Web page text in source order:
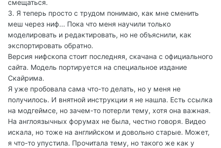
смещаться.
3. Я теперь просто с трудом понимаю, как мне сменить
меш через ниф... Пока что меня научили только
моделировать и редактировать, но не объяснили, как
экспортировать обратно.
Версия нифскопа стоит последняя, скачана с официального
сайта. Модель портируется на специальное издание
Скайрима.
Я уже пробовала сама что-то делать, но у меня не
получилось. И внятной инструкции я не нашла. Есть ссылка
на модгеймсе, но зачем-то потерли тему, хотя она важная.
На англоязычных форумах не была, честно говоря. Видео
искала, но тоже на английском и довольно старые. Может,
я что-то упустила. Прочитала тему, но такого же как у